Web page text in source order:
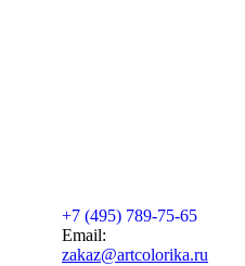
+7 (495) 789-75-65
Email:
zakaz@artcolorika.ru